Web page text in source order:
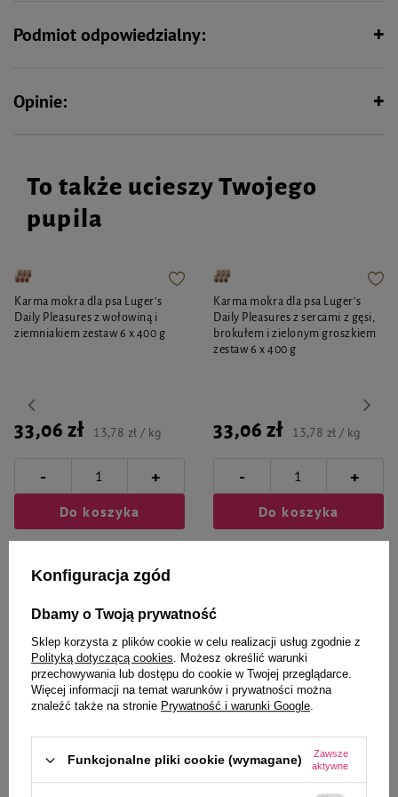
cynk wpływa na funkcję skóry i wygląd sierści, jod jest odpowiedzialny za
efektywny przebieg procesów metabolicznych, a witamina E pełni rolę
smaczną i polecaną do codziennego żywienia dorosłych psów.
Podmiot odpowiedzialny:
Opinie:
To także ucieszy Twojego
pupila
Karma mokra dla psa Luger's
Daily Pleasures z wołowiną i
ziemniakiem zestaw 6 x 400 g
33,06 zł 13,78 zł / kg
- +
Do koszyka
Karma mokra dla psa Luger's
Daily Pleasures z sercami z gęsi,
brokułem i zielonym groszkiem
zestaw 6 x 400 g
33,06 zł 13,78 zł / kg
- +
Do koszyka
Wybrane specjalnie dla
Ciebie i Twojego czworonoga
Karma mokra dla psa Luger's
Daily Pleasures z sercami z
Karma mokra dla psa Luger's
Daily Pleasures z cielęciną i
Konfiguracja zgód
Dbamy o Twoją prywatność
Sklep korzysta z plików cookie w celu realizacji usług zgodnie z
Polityką dotyczącą cookies. Możesz określić warunki
przechowywania lub dostępu do cookie w Twojej przeglądarce.
Więcej informacji na temat warunków i prywatności można
znaleźć także na stronie Prywatność i warunki Google.
Funkcjonalne pliki cookie (wymagane)
Zawsze
aktywne